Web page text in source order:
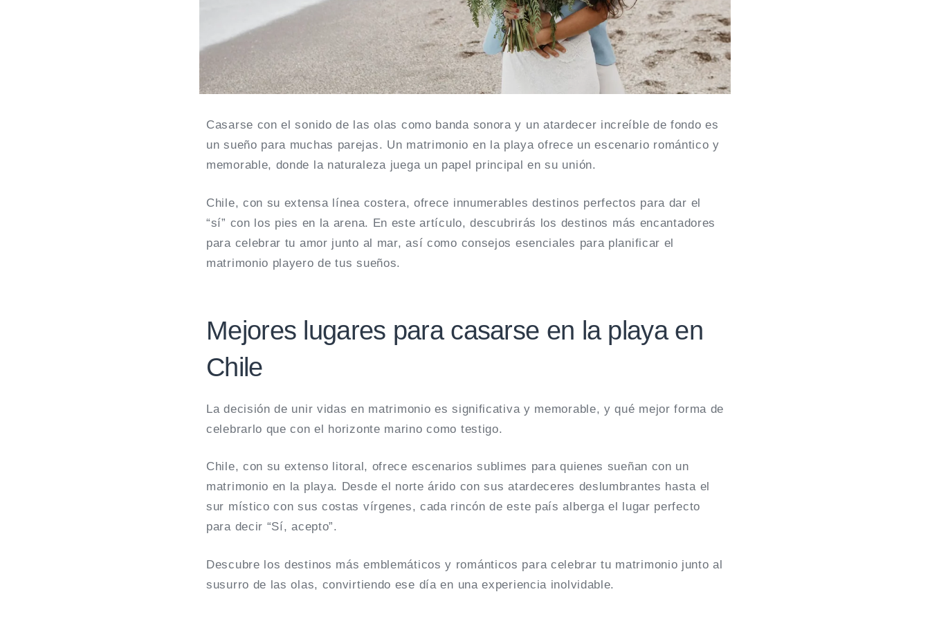
Casarse con el sonido de las olas como banda sonora y un atardecer increíble de fondo es
un sueño para muchas parejas. Un matrimonio en la playa ofrece un escenario romántico y
memorable, donde la naturaleza juega un papel principal en su unión.
Chile, con su extensa línea costera, ofrece innumerables destinos perfectos para dar el
“sí” con los pies en la arena. En este artículo, descubrirás los destinos más encantadores
para celebrar tu amor junto al mar, así como consejos esenciales para planificar el
matrimonio playero de tus sueños.
Mejores lugares para casarse en la playa en
Chile
La decisión de unir vidas en matrimonio es significativa y memorable, y qué mejor forma de
celebrarlo que con el horizonte marino como testigo.
Chile, con su extenso litoral, ofrece escenarios sublimes para quienes sueñan con un
matrimonio en la playa. Desde el norte árido con sus atardeceres deslumbrantes hasta el
sur místico con sus costas vírgenes, cada rincón de este país alberga el lugar perfecto
para decir “Sí, acepto”.
Descubre los destinos más emblemáticos y románticos para celebrar tu matrimonio junto al
susurro de las olas, convirtiendo ese día en una experiencia inolvidable.